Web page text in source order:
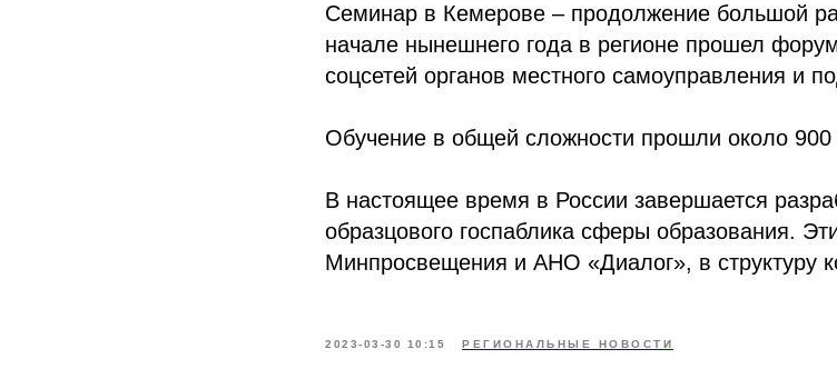
Семинар в Кемерове – продолжение большой
начале нынешнего года в регионе прошел
соцсетей органов местного самоуправления и
Обучение в общей сложности прошли около 900
В настоящее время в России завершается
образцового госпаблика сферы образования.
Минпросвещения и АНО «Диалог», в структуру
2023-03-30 10:15 РЕГИОНАЛЬНЫЕ НОВОСТИ